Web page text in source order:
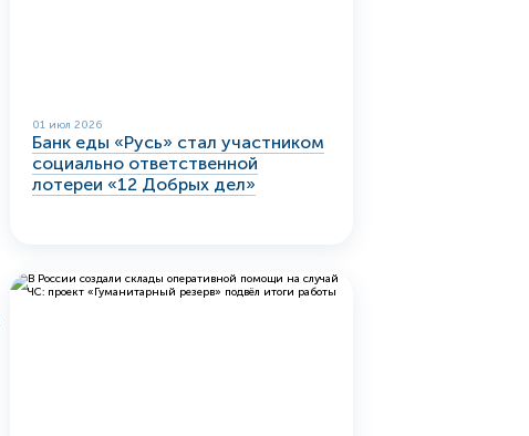
01 июл 2026
Банк еды «Русь» стал участником
социально ответственной
лотереи «12 Добрых дел»